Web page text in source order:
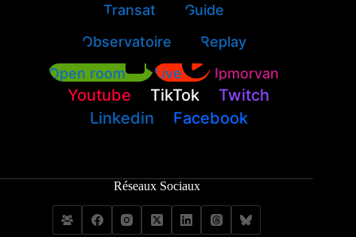
Transat
Guide
Observatoire
Replay
Open room
Live Jpmorvan
Youtube TikTok
Twitch
Linkedin
Facebook
Réseaux Sociaux